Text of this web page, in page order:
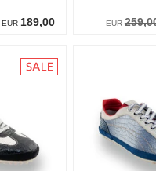
189,00 EUR